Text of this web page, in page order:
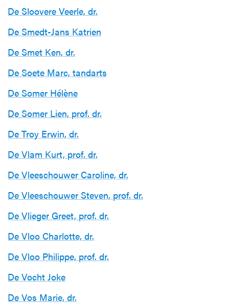
De Sloovere Veerle, dr.
De Smedt-Jans Katrien
De Smet Ken, dr.
De Soete Marc, tandarts
De Somer Hélène
De Somer Lien, prof. dr.
De Troy Erwin, dr.
De Vlam Kurt, prof. dr.
De Vleeschouwer Caroline, dr.
De Vleeschouwer Steven, prof. dr.
De Vlieger Greet, prof. dr.
De Vloo Charlotte, dr.
De Vloo Philippe, prof. dr.
De Vocht Joke
De Vos Marie, dr.